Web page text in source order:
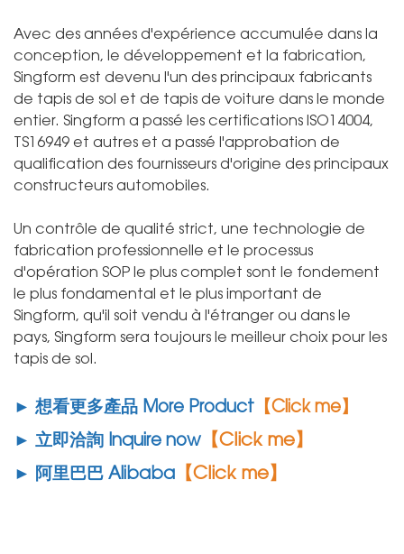
Avec des années d'expérience accumulée dans la
conception, le développement et la fabrication,
Singform est devenu l'un des principaux fabricants
de tapis de sol et de tapis de voiture dans le monde
entier. Singform a passé les certifications ISO14004,
TS16949 et autres et a passé l'approbation de
qualification des fournisseurs d'origine des principaux
constructeurs automobiles.
Un contrôle de qualité strict, une technologie de
fabrication professionnelle et le processus
d'opération SOP le plus complet sont le fondement
le plus fondamental et le plus important de
Singform, qu'il soit vendu à l'étranger ou dans le
pays, Singform sera toujours le meilleur choix pour les
tapis de sol.
► 想看更多產品 More Product 【Click me】
► 立即洽詢 Inquire now 【Click me】
► 阿里巴巴 Alibaba 【Click me】